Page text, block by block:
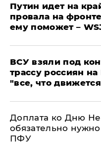
Путин идет на
провала на
ему поможет –
ВСУ взяли под
трассу россиян
"все, что
Доплата ко Дню
обязательно
ПФУ